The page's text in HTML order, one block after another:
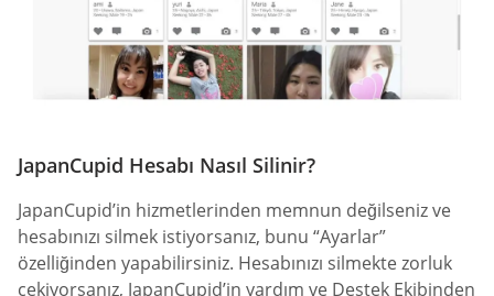
JapanCupid Hesabı Nasıl Silinir?
JapanCupid’in hizmetlerinden memnun değilseniz ve
hesabınızı silmek istiyorsanız, bunu “Ayarlar”
özelliğinden yapabilirsiniz. Hesabınızı silmekte zorluk
çekiyorsanız, JapanCupid’in yardım ve Destek Ekibinden